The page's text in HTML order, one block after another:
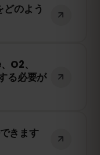
ット接続
接続状況
のよう
スキャ
す！物理
O2、
る必要が
のみ有効
きます